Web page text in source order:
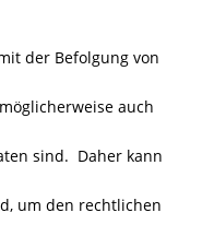
der Befolgung von
auch
sind. Daher kann
um den rechtlichen